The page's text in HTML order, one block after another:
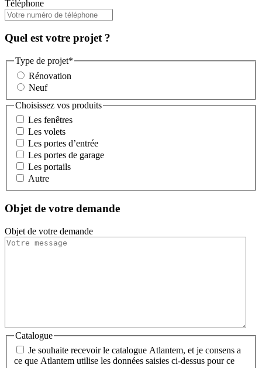
Téléphone
Quel est votre projet ?
Type de projet*
Rénovation
Neuf
Choisissez vos produits
Les fenêtres
Les volets
Les portes d’entrée
Les portes de garage
Les portails
Autre
Objet de votre demande
Objet de votre demande
Catalogue
Je souhaite recevoir le catalogue Atlantem, et je consens a
ce que Atlantem utilise les données saisies ci-dessus pour ce